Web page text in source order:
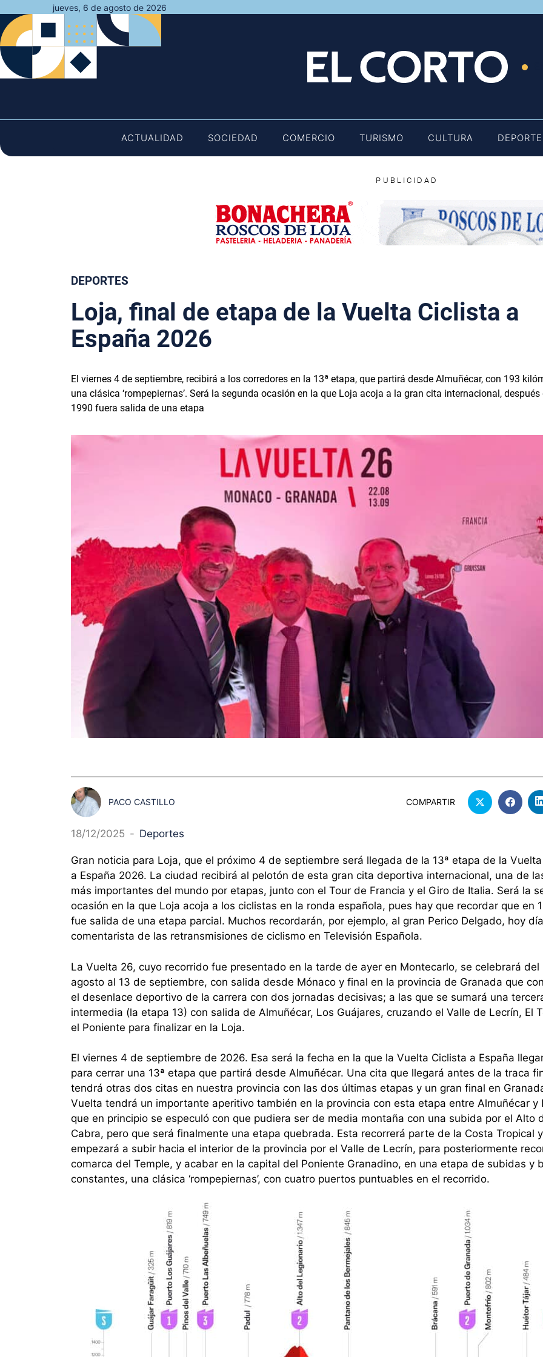
al
contenido
jueves, 6 de agosto de 2026
ACTUALIDAD SOCIEDAD COMERCIO TURISMO CULTURA
PUBLICIDAD
DEPORTES
Loja, final de etapa de la Vuelta Ciclista a
España 2026
El viernes 4 de septiembre, recibirá a los corredores en la 13ª etapa, que partirá desde Almuñécar, con 193
una clásica ‘rompepiernas’. Será la segunda ocasión en la que Loja acoja a la gran cita internacional, después
1990 fuera salida de una etapa
PACO CASTILLO COMPARTIR
18/12/2025 - Deportes
Gran noticia para Loja, que el próximo 4 de septiembre será llegada de la 13ª etapa de la
a España 2026. La ciudad recibirá al pelotón de esta gran cita deportiva internacional, una de
más importantes del mundo por etapas, junto con el Tour de Francia y el Giro de Italia. Será la
ocasión en la que Loja acoja a los ciclistas en la ronda española, pues hay que recordar que en
fue salida de una etapa parcial. Muchos recordarán, por ejemplo, al gran Perico Delgado, hoy día
comentarista de las retransmisiones de ciclismo en Televisión Española.
La Vuelta 26, cuyo recorrido fue presentado en la tarde de ayer en Montecarlo, se celebrará del
agosto al 13 de septiembre, con salida desde Mónaco y final en la provincia de Granada que
el desenlace deportivo de la carrera con dos jornadas decisivas; a las que se sumará una
intermedia (la etapa 13) con salida de Almuñécar, Los Guájares, cruzando el Valle de Lecrín, El
el Poniente para finalizar en la Loja.
El viernes 4 de septiembre de 2026. Esa será la fecha en la que la Vuelta Ciclista a España
para cerrar una 13ª etapa que partirá desde Almuñécar. Una cita que llegará antes de la traca
tendrá otras dos citas en nuestra provincia con las dos últimas etapas y un gran final en
Vuelta tendrá un importante aperitivo también en la provincia con esta etapa entre Almuñécar y
que en principio se especuló con que pudiera ser de media montaña con una subida por el Alto
Cabra, pero que será finalmente una etapa quebrada. Esta recorrerá parte de la Costa Tropical y
empezará a subir hacia el interior de la provincia por el Valle de Lecrín, para posteriormente
comarca del Temple, y acabar en la capital del Poniente Granadino, en una etapa de subidas y
constantes, una clásica ‘rompepiernas’, con cuatro puertos puntuables en el recorrido.